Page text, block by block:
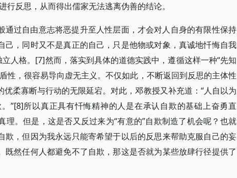
行反思，从而得出儒家无法逃离伪善的结论。
通过自由意志将恶提升至人性层面，才会对人自身的有限性保持
己，同时又不是真正的自己，只是他物或对象，真诚地忏悔自我
人格。[7]然而，落实到具体的道德实践中，遵循这样一种“先知
性，很容易导向虚无主义。不仅如此，不断返回到反思的主体性
柔寡断与行动的无限延宕。对此，邓教授又补充道：“人自以为
”[8]所以真正具有忏悔精神的人是在承认自欺的基础上奋勇直
理。但是，这是否又反过来为“有意的”自欺制造了机会呢？也就
欺，但因为我永远只能寄希望于以后的反思来帮助克服自己的妄
既然任何人都避免不了自欺，那这是否就为某些放肆行径提供了